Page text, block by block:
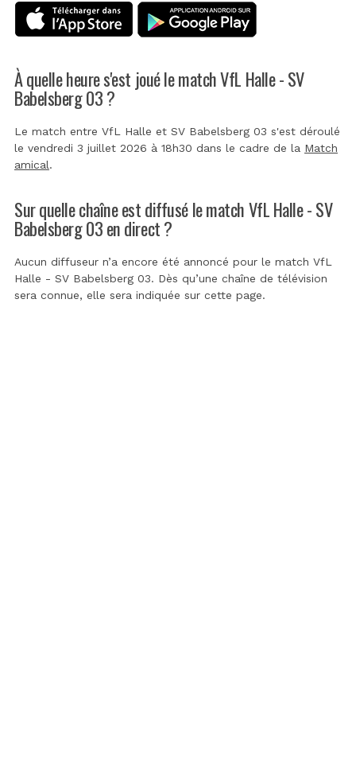
À quelle heure s'est joué le match VfL Halle - SV
Babelsberg 03 ?
Le match entre VfL Halle et SV Babelsberg 03 s'est déroulé
le vendredi 3 juillet 2026 à 18h30 dans le cadre de la Match
amical.
Sur quelle chaîne est diffusé le match VfL Halle - SV
Babelsberg 03 en direct ?
Aucun diffuseur n’a encore été annoncé pour le match VfL
Halle - SV Babelsberg 03. Dès qu’une chaîne de télévision
sera connue, elle sera indiquée sur cette page.